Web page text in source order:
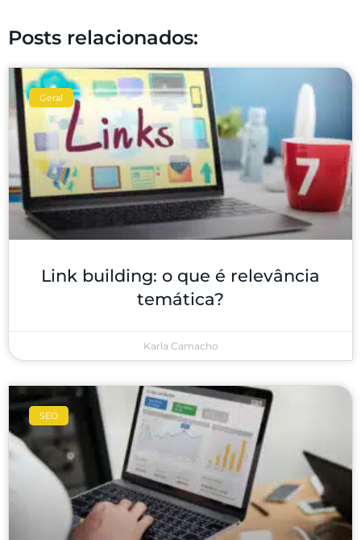
Posts relacionados:
Geral
Link building: o que é relevância
temática?
Karla Camacho
SEO